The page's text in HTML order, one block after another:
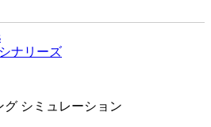
ナリーズ
シミュレーション